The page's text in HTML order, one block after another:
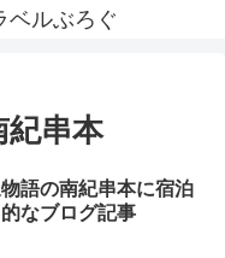
ベルぶろぐ
紀串本
語の南紀串本に宿泊
なブログ記事